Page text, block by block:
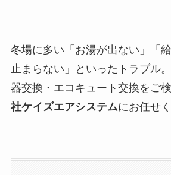
冬場に多い「お湯が出ない」「
止まらない」といったトラブル
器交換・エコキュート交換をご
社ケイズエアシステムにお任せ